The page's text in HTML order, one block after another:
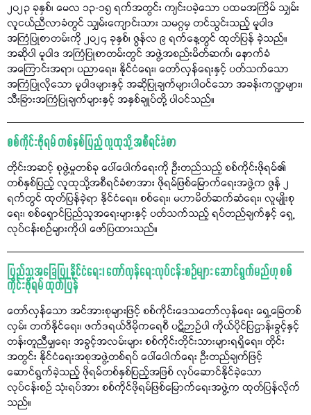
၂၀၂၃ ခုနှစ်၊ မေလ ၁၃-၁၅ ရက်အတွင်း ကျင်းပခဲ့သော ပထမအကြိမ် သျှမ်း
လူငယ်ညီလာခံတွင် သျှမ်းကျောင်းသား သမဂ္ဂမှ တင်သွင်းသည့် မူဝါဒ
အကြံပြုစာတမ်းကို ၂၀၂၄ ခုနှစ်၊ ဇွန်လ ၉ ရက်နေ့တွင် ထုတ်ပြန် ခဲ့သည်။
အဆိုပါ မူဝါဒ အကြံပြုစာတမ်းတွင် အဖွဲ့အစည်းမိတ်ဆက်၊ နောက်ခံ
အကြောင်းအရာ၊ ပညာရေး၊ နိုင်ငံရေး၊ တော်လှန်ရေးနှင့် ပတ်သက်သော
အကြံပြုလိုသော မူဝါဒများနှင့် အဆိုပြုချက်များပါဝင်သော အခန်းကဏ္ဍများ၊
သီးခြားအကြံပြုချက်များနှင့် အနှစ်ချုပ်တို့ ပါဝင်သည်။
စစ်ကိုင်းဖိုရမ် တစ်နှစ်ပြည့် လူထုသို့ အစီရင်ခံစာ
တိုင်းအဆင့် စုဖွဲ့မှုတစ်ခု ပေါ်ပေါက်ရေးကို ဦးတည်သည့် စစ်ကိုင်းဖိုရမ်၏
တစ်နှစ်ပြည့် လူထုသို့အစီရင်ခံစာအား ဖိုရမ်ဖြစ်မြောက်ရေးအဖွဲ့က ဇွန် ၂
ရက်တွင် ထုတ်ပြန်ခဲ့ရာ နိုင်ငံရေး၊ စစ်ရေး၊ မဟာမိတ်ဆက်ဆံရေး၊ လူမျိုးစု
ရေး၊ စစ်ရှောင်ပြည်သူအရေးများနှင့် ပတ်သက်သည့် ရပ်တည်ချက်နှင့် ရှေ့
လုပ်ငန်းစဉ်များကိုပါ ဖော်ပြထားသည်။
ပြည်သူအခြေပြု နိုင်ငံရေး၊ တော်လှန်ရေးလုပ်ငန်းစဉ်များ ဆောင်ရွက်မည်ဟု စစ်
ကိုင်းဖိုရမ် ထုတ်ပြန်
တော်လှန်သော အင်အားစုများဖြင့် စစ်ကိုင်းဒေသတော်လှန်ရေး ရှေ့ခြေတစ်
လှမ်း တက်နိုင်ရေး၊ ဖက်ဒရယ်ဒီမိုကရေစီ ပဋိဉာဉ်ပါ ကိုယ်ပိုင်ပြဌာန်းခွင့်နှင့်
တန်းတူညီမျှရေး အခွင့်အလမ်းများ စစ်ကိုင်းတိုင်းသားများရရှိရေး၊ တိုင်း
အတွင်း နိုင်ငံရေးအစုအဖွဲ့တစ်ရပ် ပေါ်ပေါက်ရေး ဦးတည်ချက်ဖြင့်
ဆောင်ရွက်ခဲ့သည့် ဖိုရမ်တစ်နှစ်ပြည့်အဖြစ် လုပ်ဆောင်နိုင်ခဲ့သော
လုပ်ငန်းစဉ် သုံးရပ်အား စစ်ကိုင်ဖိုရမ်ဖြစ်မြောက်ရေးအဖွဲ့က ထုတ်ပြန်လိုက်
သည်။